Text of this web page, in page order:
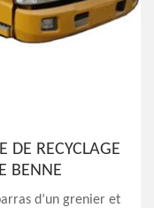
DE RECYCLAGE
BENNE
d’un grenier et